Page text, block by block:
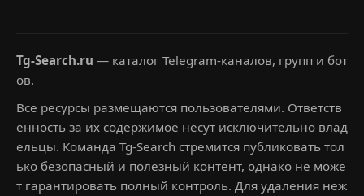
Tg-Search.ru — каталог Telegram-каналов, групп и бот
ов.
Все ресурсы размещаются пользователями. Ответств
енность за их содержимое несут исключительно влад
ельцы. Команда Tg-Search стремится публиковать тол
ько безопасный и полезный контент, однако не може
т гарантировать полный контроль. Для удаления неж